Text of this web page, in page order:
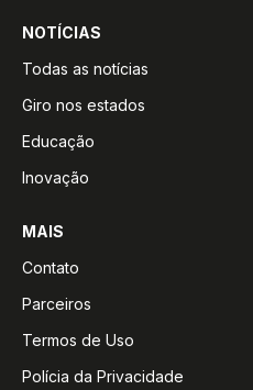
NOTÍCIAS
Todas as notícias
Giro nos estados
Educação
Inovação
MAIS
Contato
Parceiros
Termos de Uso
Polícia da Privacidade